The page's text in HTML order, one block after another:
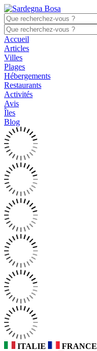
Accueil
Articles
Villes
Plages
Hébergements
Restaurants
Activités
Avis
Îles
Blog
ITALIE FRANCE